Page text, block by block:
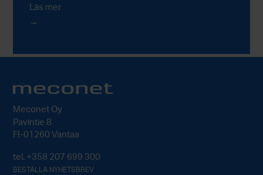
Läs mer
Meconet Oy
Pavintie 8
FI-01260 Vantaa
tel. +358 207 699 300
BESTÄLLA NYHETSBREV